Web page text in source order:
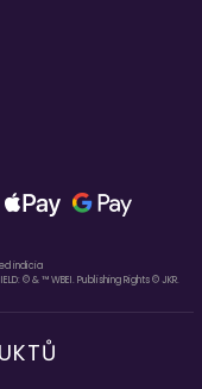
indicia
© & ™ WBEI. Publishing Rights © JKR.